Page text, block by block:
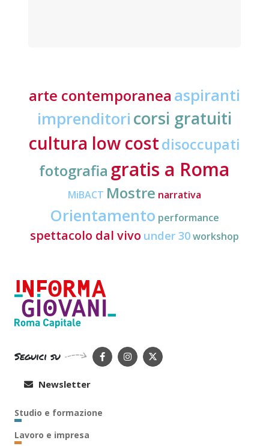
arte contemporanea aspiranti
imprenditori corsi gratuiti
cultura low costdisoccupati
fotografia gratis a Roma
MiBACT Mostre narrativa
Orientamento performance
spettacolo dal vivo under 30workshop
Seguici su
Newsletter
Studio e formazione
Lavoro e impresa